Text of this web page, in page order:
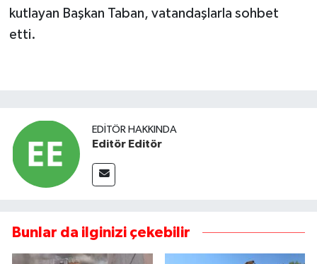
kutlayan Başkan Taban, vatandaşlarla sohbet
etti.
EDITÖR HAKKINDA
Editör Editör
Bunlar da ilginizi çekebilir